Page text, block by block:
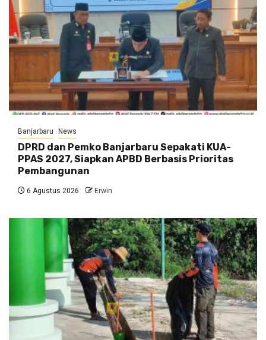
Banjarbaru News
DPRD dan Pemko Banjarbaru Sepakati KUA-
PPAS 2027, Siapkan APBD Berbasis Prioritas
Pembangunan
6 Agustus 2026 Erwin